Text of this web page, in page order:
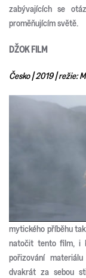
zabývajících se
proměňujícím světě.
DŽOK FILM
Česko | 2019 | režie:
mytického příběhu
natočit tento film, i
pořizování
dvakrát za sebou